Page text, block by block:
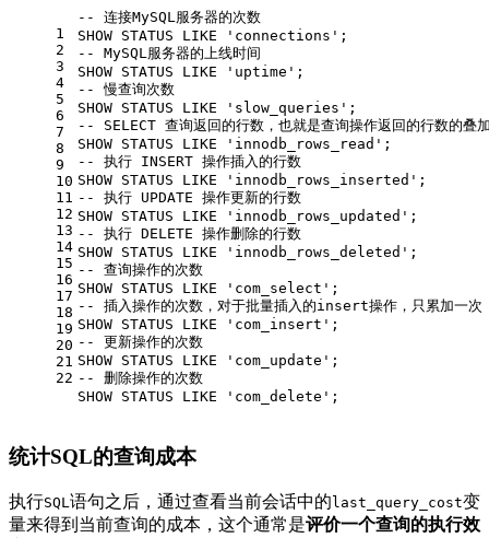
1
2
3
4
5
6
7
8
9
10
11
12
13
14
15
16
17
18
19
20
21
22
-- 连接MySQL服务器的次数
SHOW STATUS LIKE 'connections' ;
-- MySQL服务器的上线时间
SHOW STATUS LIKE 'uptime' ;
-- 慢查询次数
SHOW STATUS LIKE 'slow_queries' ;
-- SELECT 查询返回的行数，也就是查询操作返回的行数的叠
SHOW STATUS LIKE 'innodb_rows_read' ;
-- 执行 INSERT 操作插入的行数
SHOW STATUS LIKE 'innodb_rows_inserted' ;
-- 执行 UPDATE 操作更新的行数
SHOW STATUS LIKE 'innodb_rows_updated' ;
-- 执行 DELETE 操作删除的行数
SHOW STATUS LIKE 'innodb_rows_deleted' ;
-- 查询操作的次数
SHOW STATUS LIKE 'com_select' ;
-- 插入操作的次数，对于批量插入的insert操作，只累加一次
SHOW STATUS LIKE 'com_insert' ;
-- 更新操作的次数
SHOW STATUS LIKE 'com_update' ;
-- 删除操作的次数
SHOW STATUS LIKE 'com_delete' ;
统计SQL的查询成本
执行SQL语句之后，通过查看当前会话中的 last_query_cost变
量来得到当前查询的成本，这个通常是评价一个查询的执行效